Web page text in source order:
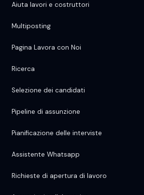
Aiuta lavori e costruttori
Multiposting
Pagina Lavora con Noi
Ricerca
Selezione dei candidati
Pipeline di assunzione
Pianificazione delle interviste
Assistente Whatsapp
Richieste di apertura di lavoro